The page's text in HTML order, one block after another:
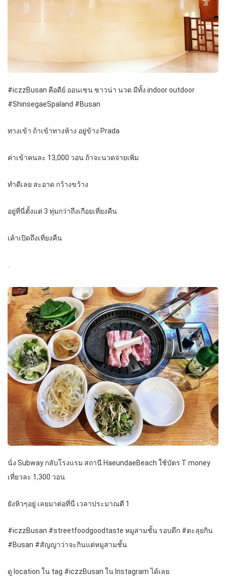
#iczzBusan คือดีย์ ออนเซน ซาวน่า นวด มีทั้ง indoor outdoor
#ShinsegaeSpaland #Busan
ทางเข้า ถ้าเข้าทางห้าง อยู่ข้าง Prada
ค่าเข้าคนละ 13,000 วอน ถ้าจะนวดจ่ายเพิ่ม
ทำดีเลย สะอาด กว้างขว้าง
อยู่ที่นี่ตั้งแต่ 3 ทุ่มกว่าถึงเกือยเที่ยงคืน
เค้าเปิดถึงเที่ยงคืน
.
นั่ง Subway กลับโรงแรม สถานี HaeundaeBeach ใช้บัตร T money
เที่ยวละ 1,300 วอน
ยังหิวๆอยู่ เลยมาต่อที่นี่ เวลาประมาณตี 1
#iczzBusan #streetfoodgoodtaste หมูสามชั้น รอบดึก #ตะลุยกิน
#Busan #สัญญาว่าจะกินแต่หมูสามชั้น
ดู location ใน tag #iczzBusan ใน Instagram ได้เลย